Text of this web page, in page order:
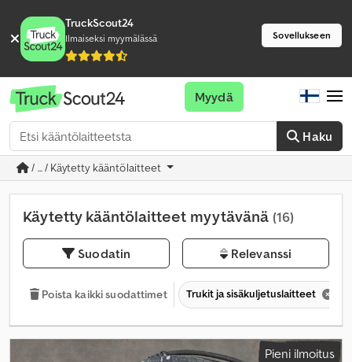
TruckScout24
Ilmaiseksi myymälässä Sovellukseen
Haku
Myydä
/ ... / Käytetty kääntölaitteet
Käytetty kääntölaitteet myytävänä (16)
Suodatin Relevanssi
Poista kaikki suodattimet Trukit ja sisäkuljetuslaitteet
Pieni ilmoitus